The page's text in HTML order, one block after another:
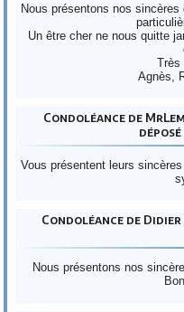
Nous présentons nos
Un être cher ne nous quitte
Très
Agnès,
Condoléance de
Vous présentent leurs
Condoléance de
Nous présentons nos